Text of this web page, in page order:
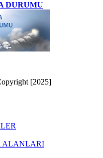
DURUMU
[2025]
ALANLARI